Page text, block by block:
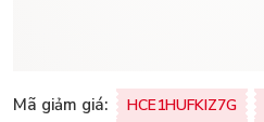
Mã giảm giá: HCE1HUFKIZ7G